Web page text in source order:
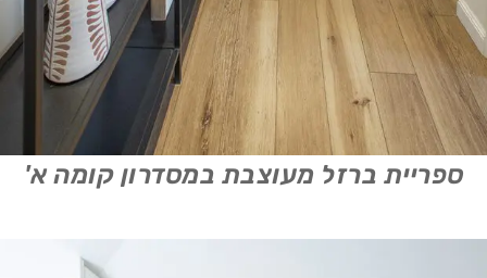
ספריית ברזל מעוצבת במסדרון קומה א'